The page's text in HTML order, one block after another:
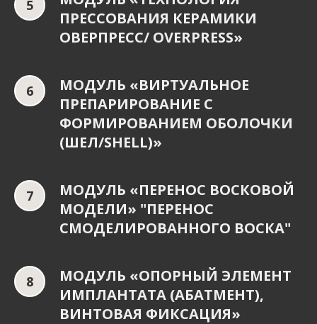
ПРЕССОВАНИЯ КЕРАМИКИ
ОВЕРПРЕСС/ OVERPRESS»
МОДУЛЬ «ВИРТУАЛЬНОЕ
ПРЕПАРИРОВАНИЕ С
ФОРМИРОВАНИЕМ ОБОЛОЧКИ
(ШЕЛ/SHELL)»
МОДУЛЬ «ПЕРЕНОС ВОСКОВОЙ
МОДЕЛИ» "ПЕРЕНОС
СМОДЕЛИРОВАННОГО ВОСКА"
МОДУЛЬ «ОПОРНЫЙ ЭЛЕМЕНТ
ИМПЛАНТАТА (АБАТМЕНТ),
ВИНТОВАЯ ФИКСАЦИЯ»